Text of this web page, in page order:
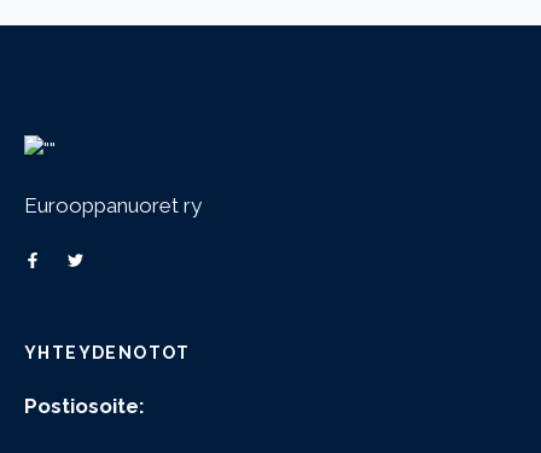
Eurooppanuoret ry
YHTEYDENOTOT
Postiosoite: